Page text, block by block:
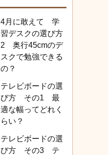
4月に敢えて 学
習デスクの選び方
2 奥行45cmのデ
スクで勉強できる
の？
テレビボードの選
び方 その1 最
適な幅ってどれく
らい？
テレビボードの選
び方 その3 テ